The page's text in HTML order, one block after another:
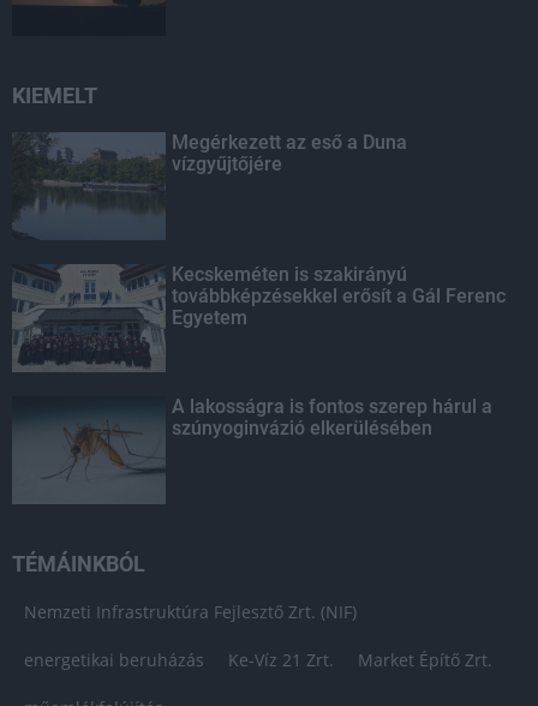
KIEMELT
Megérkezett az eső a Duna
vízgyűjtőjére
Kecskeméten is szakirányú
továbbképzésekkel erősít a Gál Ferenc
Egyetem
A lakosságra is fontos szerep hárul a
szúnyoginvázió elkerülésében
TÉMÁINKBÓL
Nemzeti Infrastruktúra Fejlesztő Zrt. (NIF)
energetikai beruházás Ke-Víz 21 Zrt. Market Építő Zrt.